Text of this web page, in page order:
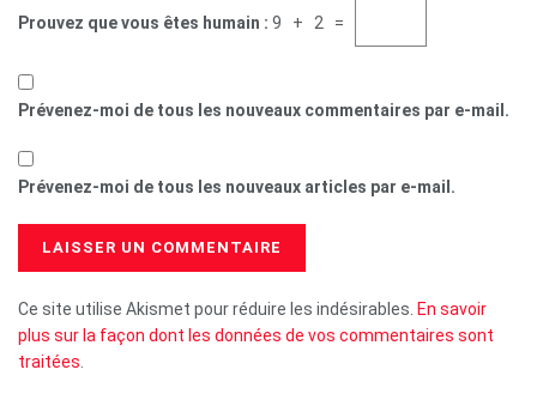
Prouvez que vous êtes humain : 9 + 2 =
Prévenez-moi de tous les nouveaux commentaires par e-mail.
Prévenez-moi de tous les nouveaux articles par e-mail.
Ce site utilise Akismet pour réduire les indésirables. En savoir
plus sur la façon dont les données de vos commentaires sont
traitées.